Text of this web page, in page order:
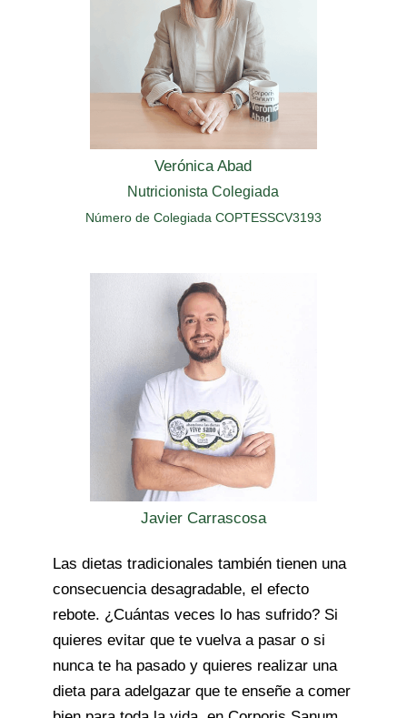
Verónica Abad
Nutricionista Colegiada
Número de Colegiada COPTESSCV3193
Javier Carrascosa
Las dietas tradicionales también tienen una
consecuencia desagradable, el efecto
rebote. ¿Cuántas veces lo has sufrido? Si
quieres evitar que te vuelva a pasar o si
nunca te ha pasado y quieres realizar una
dieta para adelgazar que te enseñe a comer